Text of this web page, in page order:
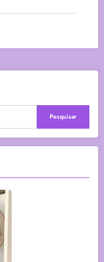
Pesquisar